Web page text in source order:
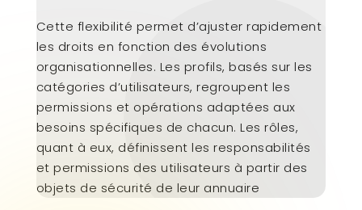
Cette flexibilité permet d’ajuster rapidement
les droits en fonction des évolutions
organisationnelles. Les profils, basés sur les
catégories d’utilisateurs, regroupent les
permissions et opérations adaptées aux
besoins spécifiques de chacun. Les rôles,
quant à eux, définissent les responsabilités
et permissions des utilisateurs à partir des
objets de sécurité de leur annuaire